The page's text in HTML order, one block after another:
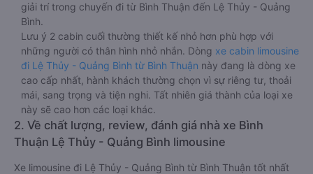
giải trí trong chuyến đi từ Bình Thuận đến Lệ Thủy - Quảng
Bình.
Lưu ý 2 cabin cuối thường thiết kế nhỏ hơn phù hợp với
những người có thân hình nhỏ nhắn. Dòng xe cabin limousine
đi Lệ Thủy - Quảng Bình từ Bình Thuận này đang là dòng xe
cao cấp nhất, hành khách thường chọn vì sự riêng tư, thoải
mái, sang trọng và tiện nghi. Tất nhiên giá thành của loại xe
này sẽ cao hơn các loại khác.
2. Về chất lượng, review, đánh giá nhà xe Bình
Thuận Lệ Thủy - Quảng Bình limousine
Xe limousine đi Lệ Thủy - Quảng Bình từ Bình Thuận tốt nhất